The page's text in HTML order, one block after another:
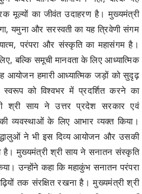
मूल्यों का जीवंत उदाहरण है। मुख्यमंत्री
यमुना और सरस्वती का यह त्रिवेणी संगम
परंपरा और संस्कृति का महासंगम है।
बल्कि समूची मानवता के लिए आध्यात्मिक
आयोजन हमारी आध्यात्मिक जड़ों को सुदृढ़
को विश्वभर में प्रदर्शित करने का
श्री साय ने उत्तर प्रदेश सरकार एवं
व्यवस्थाओं के लिए आभार व्यक्त किया।
ने भी इस दिव्य आयोजन और उसकी
मुख्यमंत्री श्री साय ने सनातन संस्कृति
उन्होंने कहा कि महाकुंभ सनातन परंपरा
तक संरक्षित रखना है। मुख्यमंत्री श्री